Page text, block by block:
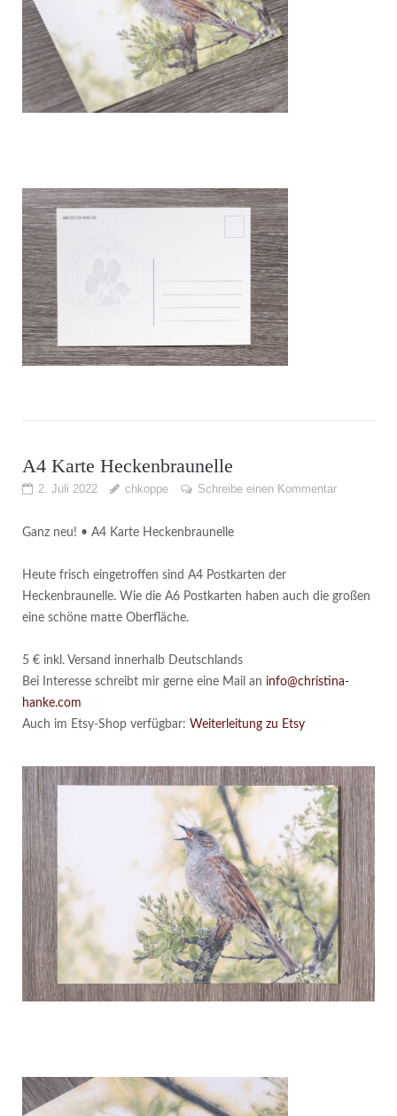
A4 Karte Heckenbraunelle
2. Juli 2022 chkoppe Schreibe einen Kommentar
Ganz neu! • A4 Karte Heckenbraunelle
Heute frisch eingetroffen sind A4 Postkarten der
Heckenbraunelle. Wie die A6 Postkarten haben auch die großen
eine schöne matte Oberfläche.
5 € inkl. Versand innerhalb Deutschlands
Bei Interesse schreibt mir gerne eine Mail an info@christina-
hanke.com
Auch im Etsy-Shop verfügbar: Weiterleitung zu Etsy